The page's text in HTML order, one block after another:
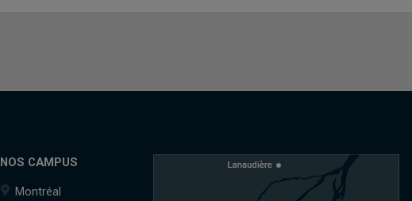
NOS CAMPUS
Montréal